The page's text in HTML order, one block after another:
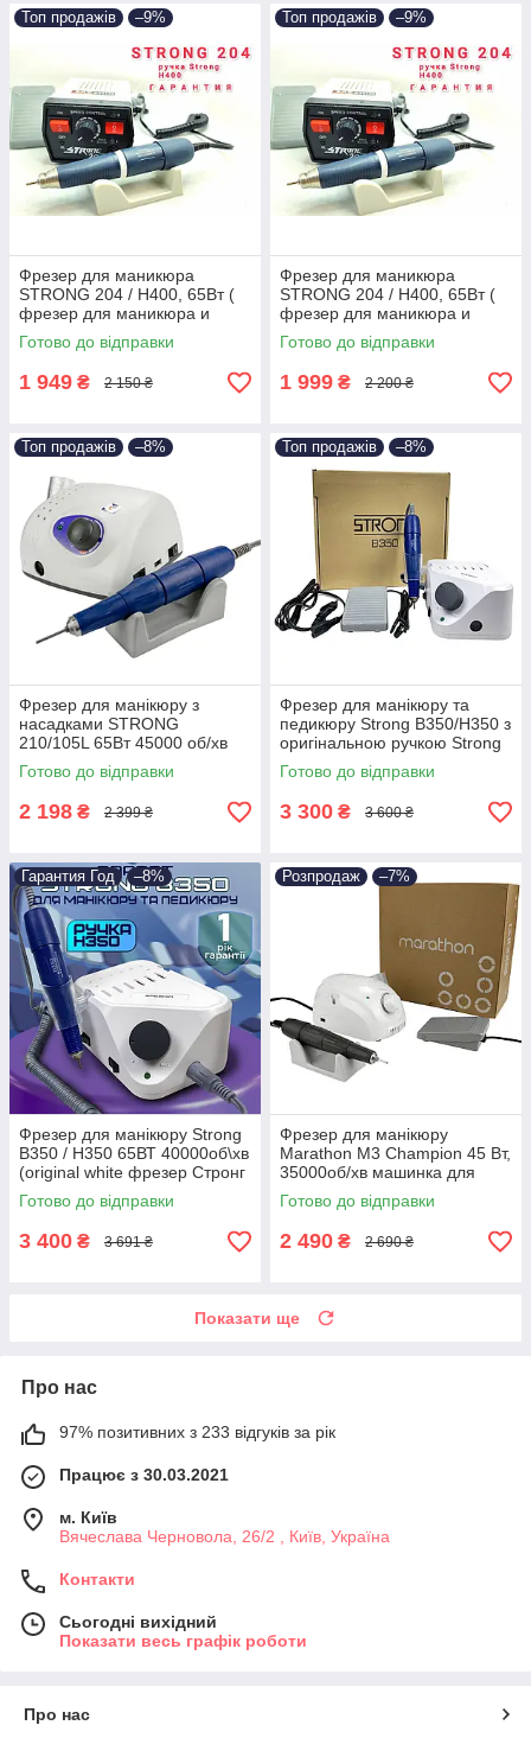
Топ продажів –9%
Фрезер для маникюра
STRONG 204 / H400, 65Вт (
фрезер для маникюра и
педикюра Стронг )
Готово до відправки
1 949 ₴ 2 150 ₴
Топ продажів –9%
Фрезер для маникюра
STRONG 204 / H400, 65Вт (
фрезер для маникюра и
педикюра Стронг )
Готово до відправки
1 999 ₴ 2 200 ₴
Топ продажів –8%
Фрезер для манікюру з
насадками STRONG
210/105L 65Вт 45000 об/хв
машинка для нігтів для
зняття гель лаку
Готово до відправки
2 198 ₴ 2 399 ₴
Топ продажів –8%
Фрезер для манікюру та
педикюру Strong B350/H350 з
оригінальною ручкою Strong
H 350 40000 об\хв
Готово до відправки
3 300 ₴ 3 600 ₴
Гарантия Год –8%
Фрезер для манікюру Strong
B350 / H350 65ВТ 40000об\хв
(original white фрезер Стронг
для педикюру)
Готово до відправки
3 400 ₴ 3 691 ₴
Розпродаж –7%
Фрезер для манікюру
Marathon M3 Champion 45 Вт,
35000об/хв машинка для
нігтів фрезер маратон
чемпіон
Готово до відправки
2 490 ₴ 2 690 ₴
Показати ще
Про нас
97% позитивних з 233 відгуків за рік
Працює з 30.03.2021
м. Київ
Вячеслава Черновола, 26/2 , Київ, Україна
Контакти
Сьогодні вихідний
Показати весь графік роботи
Про нас